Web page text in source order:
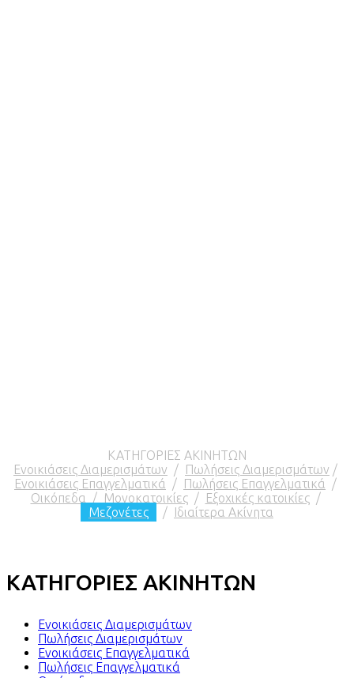
ΚΑΤΗΓΟΡΙΕΣ ΑΚΙΝΗΤΩΝ
Ενοικιάσεις Διαμερισμάτων / Πωλήσεις Διαμερισμάτων /
Ενοικιάσεις Επαγγελματικά
/ Πωλήσεις Επαγγελματικά
/
Οικόπεδα / Μονοκατοικίες/ Εξοχικές κατοικίες/
Μεζονέτες
/ Ιδιαίτερα Ακίνητα
ΚΑΤΗΓΟΡΙΕΣ ΑΚΙΝΗΤΩΝ
Ενοικιάσεις Διαμερισμάτων
Πωλήσεις Διαμερισμάτων
Ενοικιάσεις Επαγγελματικά
Πωλήσεις Επαγγελματικά